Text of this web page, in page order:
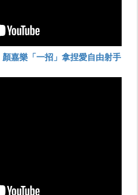
嘉樂「一招」拿捏愛自由射手